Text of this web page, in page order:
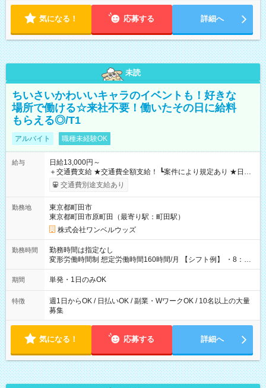
気になる！ 応募する 詳細へ
未読
ちいさいかわいいキャラのイベントも！好きな
場所で働ける☆来社不要！働いたその日に給料
もらえる◎/T1
アルバイト 職種未経験OK
給与
日給13,000円～
＋交通費支給 ★交通費全額支給！ ┗案件により規定あり ★日払
いOK！（規定あり） ┗働いたその日に現金GET♪ お仕事後はコ
ンビニATMから 日払い分を引き落とせます！ 【試用期間】試
交通費別途支給あり
勤務地
東京都町田市
東京都町田市原町田（最寄り駅：町田駅）
株式会社ワンベルウッズ
勤務時間
勤務時間は指定なし
変形労働時間制 想定労働時間160時間/月 【シフト例】 ・8：00
～21：00
期間 単発・1日のみOK
特徴
週1日からOK / 日払いOK / 副業・WワークOK / 10名以上の大量
募集
気になる！ 応募する 詳細へ